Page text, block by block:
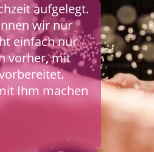
aufgelegt.
wir nur
einfach nur
vorher, mit
Ihm machen